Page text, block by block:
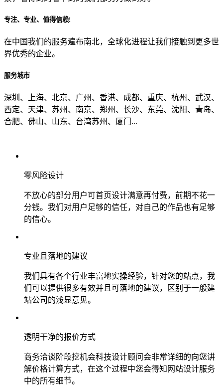
专注、专业、值得信赖!
在中国我们的服务遍布南北，全球化进程让我们接触到更多世
界优秀的企业。
服务城市
深圳、上海、北京、广州、香港、成都、重庆、杭州、武汉、
西定、天津、苏州、南京、郑州、长沙、东莞、沈阳、青岛、
合肥、佛山、山东、台湾苏州、厦门...
零风险设计
不放心的部分用户可首页设计满意再付费，前期不花一
分钱。我们对用户足够的信任，对自己的作品也有足够
的信心。
专业且落地的建议
我们具有各个行业丰富地实操经验，针对您的站点，我
们可以提供很多有效并且可落地的建议，区别于一般建
站公司的浅显意见。
透明干净的报价方式
商务洽谈阶段挖机会科技设计顾问会非常详细的向您讲
解价格计算方式，在这个过程中您会得知网站设计服务
中的所有细节。